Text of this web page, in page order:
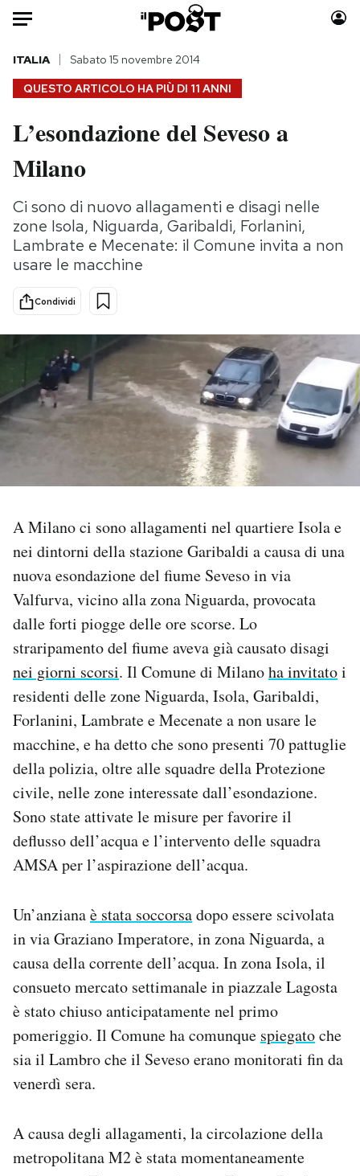
Auto
HOME
Italia
Politica
Tecnologia
Internet
Scienza
Cultura
Economia
Moda
Storie/Idee
Ok Boomer!
Media
PODCAST
SHOP
CALENDARIO
AREA PERSONALE
Area Personale
Newsletter
Notifiche mobile
Regala il Post
Hai bisogno di aiuto?
Esci
QUESTO ARTICOLO HA PIÙ DI 11 ANNI
ITALIA Sabato 15 novembre 2014
L’esondazione del Seveso a
Milano
Ci sono di nuovo allagamenti e disagi nelle
zone Isola, Niguarda, Garibaldi, Forlanini,
Lambrate e Mecenate: il Comune invita a non
usare le macchine
Condividi
A Milano ci sono allagamenti nel quartiere Isola e
nei dintorni della stazione Garibaldi a causa di una
nuova esondazione del fiume Seveso in via
Valfurva, vicino alla zona Niguarda, provocata
dalle forti piogge delle ore scorse. Lo
straripamento del fiume aveva già causato disagi
nei giorni scorsi. Il Comune di Milanoha invitatoi
residenti delle zone Niguarda, Isola, Garibaldi,
Forlanini, Lambrate e Mecenate a non usare le
macchine, e ha detto che sono presenti 70 pattuglie
della polizia, oltre alle squadre della Protezione
civile, nelle zone interessate dall’esondazione.
Sono state attivate le misure per favorire il
deflusso dell’acqua e l’intervento delle squadra
AMSA per l’aspirazione dell’acqua.
Un’anzianaè stata soccorsadopo essere scivolata
in via Graziano Imperatore, in zona Niguarda, a
causa della corrente dell’acqua. In zona Isola, il
consueto mercato settimanale in piazzale Lagosta
è stato chiuso anticipatamente nel primo
pomeriggio. Il Comune ha comunque spiegatoche
sia il Lambro che il Seveso erano monitorati fin da
venerdì sera.
A causa degli allagamenti, la circolazione della
metropolitana M2 è stata momentaneamente